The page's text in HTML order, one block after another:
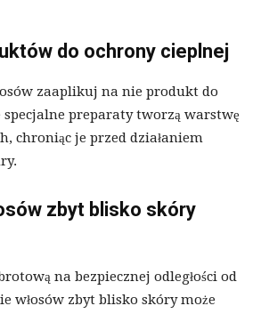
do ochrony cieplnej
zaaplikuj na nie produkt do
specjalne preparaty tworzą warstwę
chroniąc je przed działaniem
zbyt blisko skóry
na bezpiecznej odległości od
włosów zbyt blisko skóry może